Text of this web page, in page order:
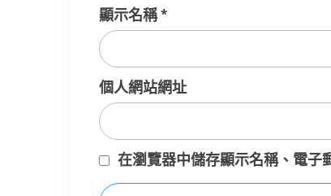
顯示名稱*
個人網站網址
在瀏覽器中儲存顯示名稱、電子